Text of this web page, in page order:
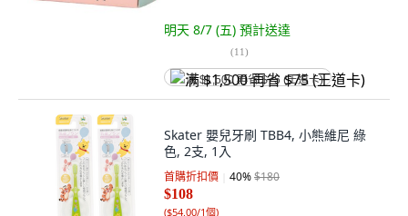
明天 8/7 (五) 預計送達
(11)
满 $1,500 再省 $75 (王道卡)
Skater 嬰兒牙刷 TBB4, 小熊維尼 綠
色, 2支, 1入
首購折扣價 40%$180
$108
($54.00/1個)